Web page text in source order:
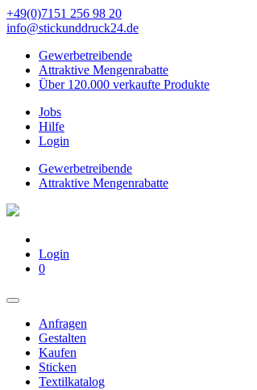
+49(0)7151 256 98 20‬
info@stickunddruck24.de
Gewerbetreibende
Attraktive Mengenrabatte
Über 120.000 verkaufte Produkte
Jobs
Hilfe
Login
Gewerbetreibende
Attraktive Mengenrabatte
Login
0
Anfragen
Gestalten
Kaufen
Sticken
Textilkatalog